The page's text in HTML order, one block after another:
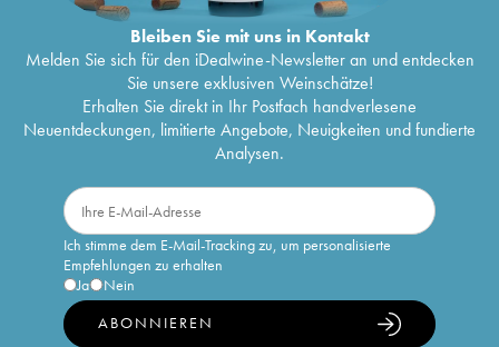
Bleiben Sie mit uns in Kontakt
Melden Sie sich für den iDealwine-Newsletter an und entdecken
Sie unsere exklusiven Weinschätze!
Erhalten Sie direkt in Ihr Postfach handverlesene
Neuentdeckungen, limitierte Angebote, Neuigkeiten und fundierte
Analysen.
Ich stimme dem E-Mail-Tracking zu, um personalisierte
Empfehlungen zu erhalten
Ja
Nein
ABONNIEREN